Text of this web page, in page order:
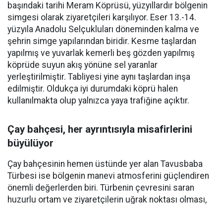
başındaki tarihi Meram Köprüsü, yüzyıllardır bölgenin
simgesi olarak ziyaretçileri karşılıyor. Eser 13.-14.
yüzyıla Anadolu Selçukluları döneminden kalma ve
şehrin simge yapılarından biridir. Kesme taşlardan
yapılmış ve yuvarlak kemerli beş gözden yapılmış
köprüde suyun akış yönüne sel yaranlar
yerleştirilmiştir. Tabliyesi yine aynı taşlardan inşa
edilmiştir. Oldukça iyi durumdaki köprü halen
kullanılmakta olup yalnızca yaya trafiğine açıktır.
Çay bahçesi, her ayrıntısıyla misafirlerini
büyülüyor
Çay bahçesinin hemen üstünde yer alan Tavusbaba
Türbesi ise bölgenin manevi atmosferini güçlendiren
önemli değerlerden biri. Türbenin çevresini saran
huzurlu ortam ve ziyaretçilerin uğrak noktası olması,